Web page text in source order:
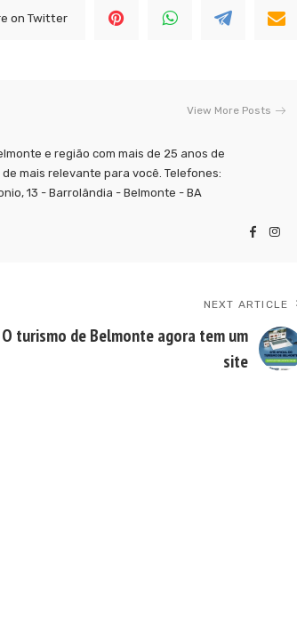
on Twitter
View More Posts
e região com mais de 25 anos de
mais relevante para você. Telefones:
13 - Barrolândia - Belmonte - BA
NEXT ARTICLE
O turismo de Belmonte agora tem um
site